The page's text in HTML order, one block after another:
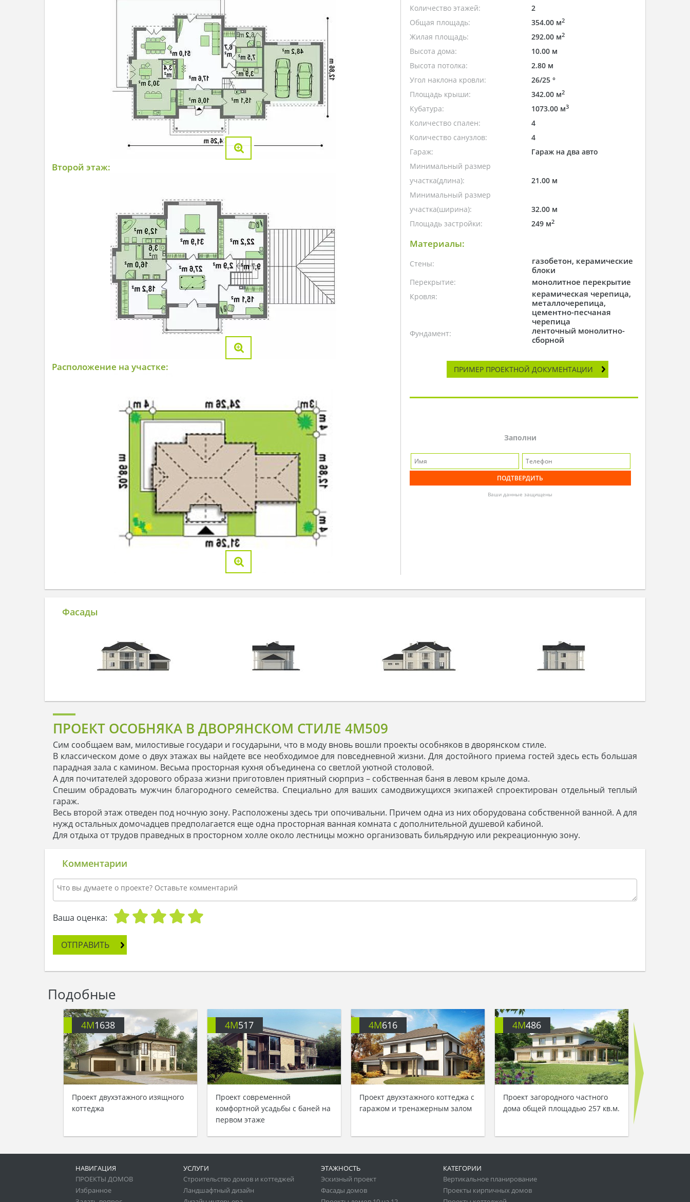
Второй этаж:
Расположение на участке:
Количество этажей:
2
Общая площадь:
354.00 м2
Жилая площадь: 292.00 м2
Высота дома:
10.00 м
Высота потолка:
2.80 м
Угол наклона кровли:
26/25 °
Площадь крыши:
342.00 м2
Кубатура: 1073.00 м3
Количество спален:
4
Количество санузлов:
4
Гараж:
Гараж на два авто
Минимальный размер
участка(длина):
21.00 м
Минимальный размер
участка(ширина):
32.00 м
Площадь застройки:
249 м2
Материалы:
Стены:
газобетон, керамические
блоки
Перекрытие: монолитное перекрытие
Кровля:
керамическая черепица,
металлочерепица,
цементно-песчаная
черепица
Фундамент:
ленточный монолитно-
сборной
ПРИМЕР ПРОЕКТНОЙ ДОКУМЕНТАЦИИ
Заполни
Ваши данные защищены
Фасады
ПРОЕКТ ОСОБНЯКА В ДВОРЯНСКОМ СТИЛЕ 4M509
Сим сообщаем вам, милостивые государи и государыни, что в моду вновь вошли проекты особняков в дворянском стиле.
В классическом доме о двух этажах вы найдете все необходимое для повседневной жизни. Для достойного приема гостей здесь есть большая
парадная зала с камином. Весьма просторная кухня объединена со светлой уютной столовой.
А для почитателей здорового образа жизни приготовлен приятный сюрприз – собственная баня в левом крыле дома.
Спешим обрадовать мужчин благородного семейства. Специально для ваших самодвижущихся экипажей спроектирован отдельный теплый
гараж.
Весь второй этаж отведен под ночную зону. Расположены здесь три опочивальни. Причем одна из них оборудована собственной ванной. А для
нужд остальных домочадцев предполагается еще одна просторная ванная комната с дополнительной душевой кабиной.
Для отдыха от трудов праведных в просторном холле около лестницы можно организовать бильярдную или рекреационную зону.
Комментарии
Ваша оценка:
ОТПРАВИТЬ
Подобные
4M1638
Проект двухэтажного изящного
коттеджа
4M517
Проект современной
комфортной усадьбы с баней на
первом этаже
4M616
Проект двухэтажного коттеджа с
гаражом и тренажерным залом
4M486
Проект загородного частного
дома общей площадью 257 кв.м.
НАВИГАЦИЯ
ПРОЕКТЫ ДОМОВ
Избранное
УСЛУГИ
Строительство домов и коттеджей
Ландшафтный дизайн
ЭТАЖНОСТЬ
Эскизный проект
Фасады домов
КАТЕГОРИИ
Вертикальное планирование
Проекты кирпичных домов